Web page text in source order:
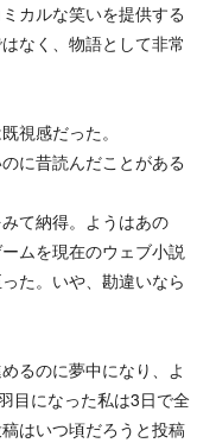
カルな笑いを提供する
なく、物語として非常
視感だった。
に昔読んだことがある
て納得。ようはあの
ムを現在のウェブ小説
た。いや、勘違いなら
るのに夢中になり、よ
目になった私は3日で全
はいつ頃だろうと投稿